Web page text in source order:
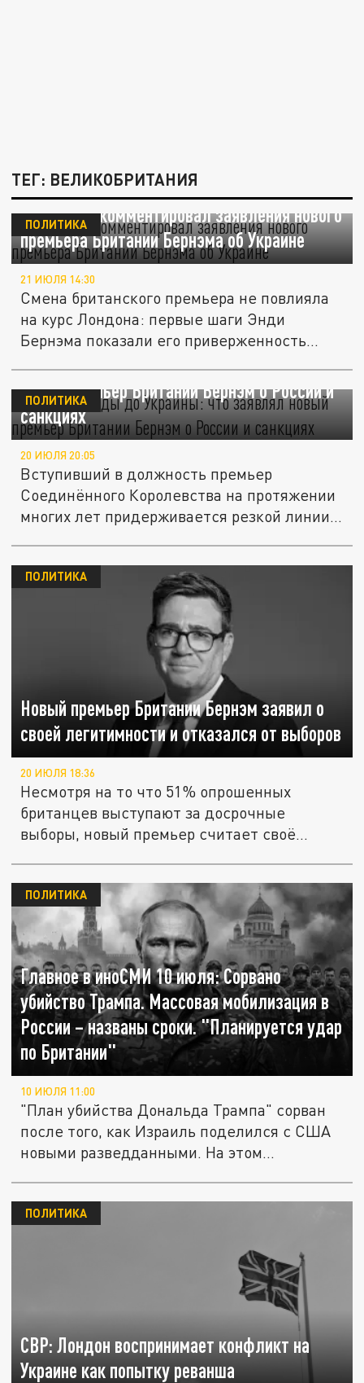
ТЕГ: ВЕЛИКОБРИТАНИЯ
Песков прокомментировал заявления нового
премьера Британии Бернэма об Украине
ПОЛИТИКА
21 ИЮЛЯ 14:30
Смена британского премьера не повлияла
на курс Лондона: первые шаги Энди
Бернэма показали его приверженность...
От Олимпиады до Украины: что заявлял
новый премьер Британии Бернэм о России и
санкциях
ПОЛИТИКА
20 ИЮЛЯ 20:05
Вступивший в должность премьер
Соединённого Королевства на протяжении
многих лет придерживается резкой линии
Новый премьер Британии Бернэм заявил о
своей легитимности и отказался от выборов
ПОЛИТИКА
20 ИЮЛЯ 18:36
Несмотря на то что 51% опрошенных
британцев выступают за досрочные
выборы, новый премьер считает своё...
Главное в иноСМИ 10 июля: Сорвано
убийство Трампа. Массовая мобилизация в
России – названы сроки. "Планируется удар
по Британии"
ПОЛИТИКА
10 ИЮЛЯ 11:00
"План убийства Дональда Трампа" сорван
после того, как Израиль поделился с США
новыми разведданными. На этом...
СВР: Лондон воспринимает конфликт на
Украине как попытку реванша
ПОЛИТИКА